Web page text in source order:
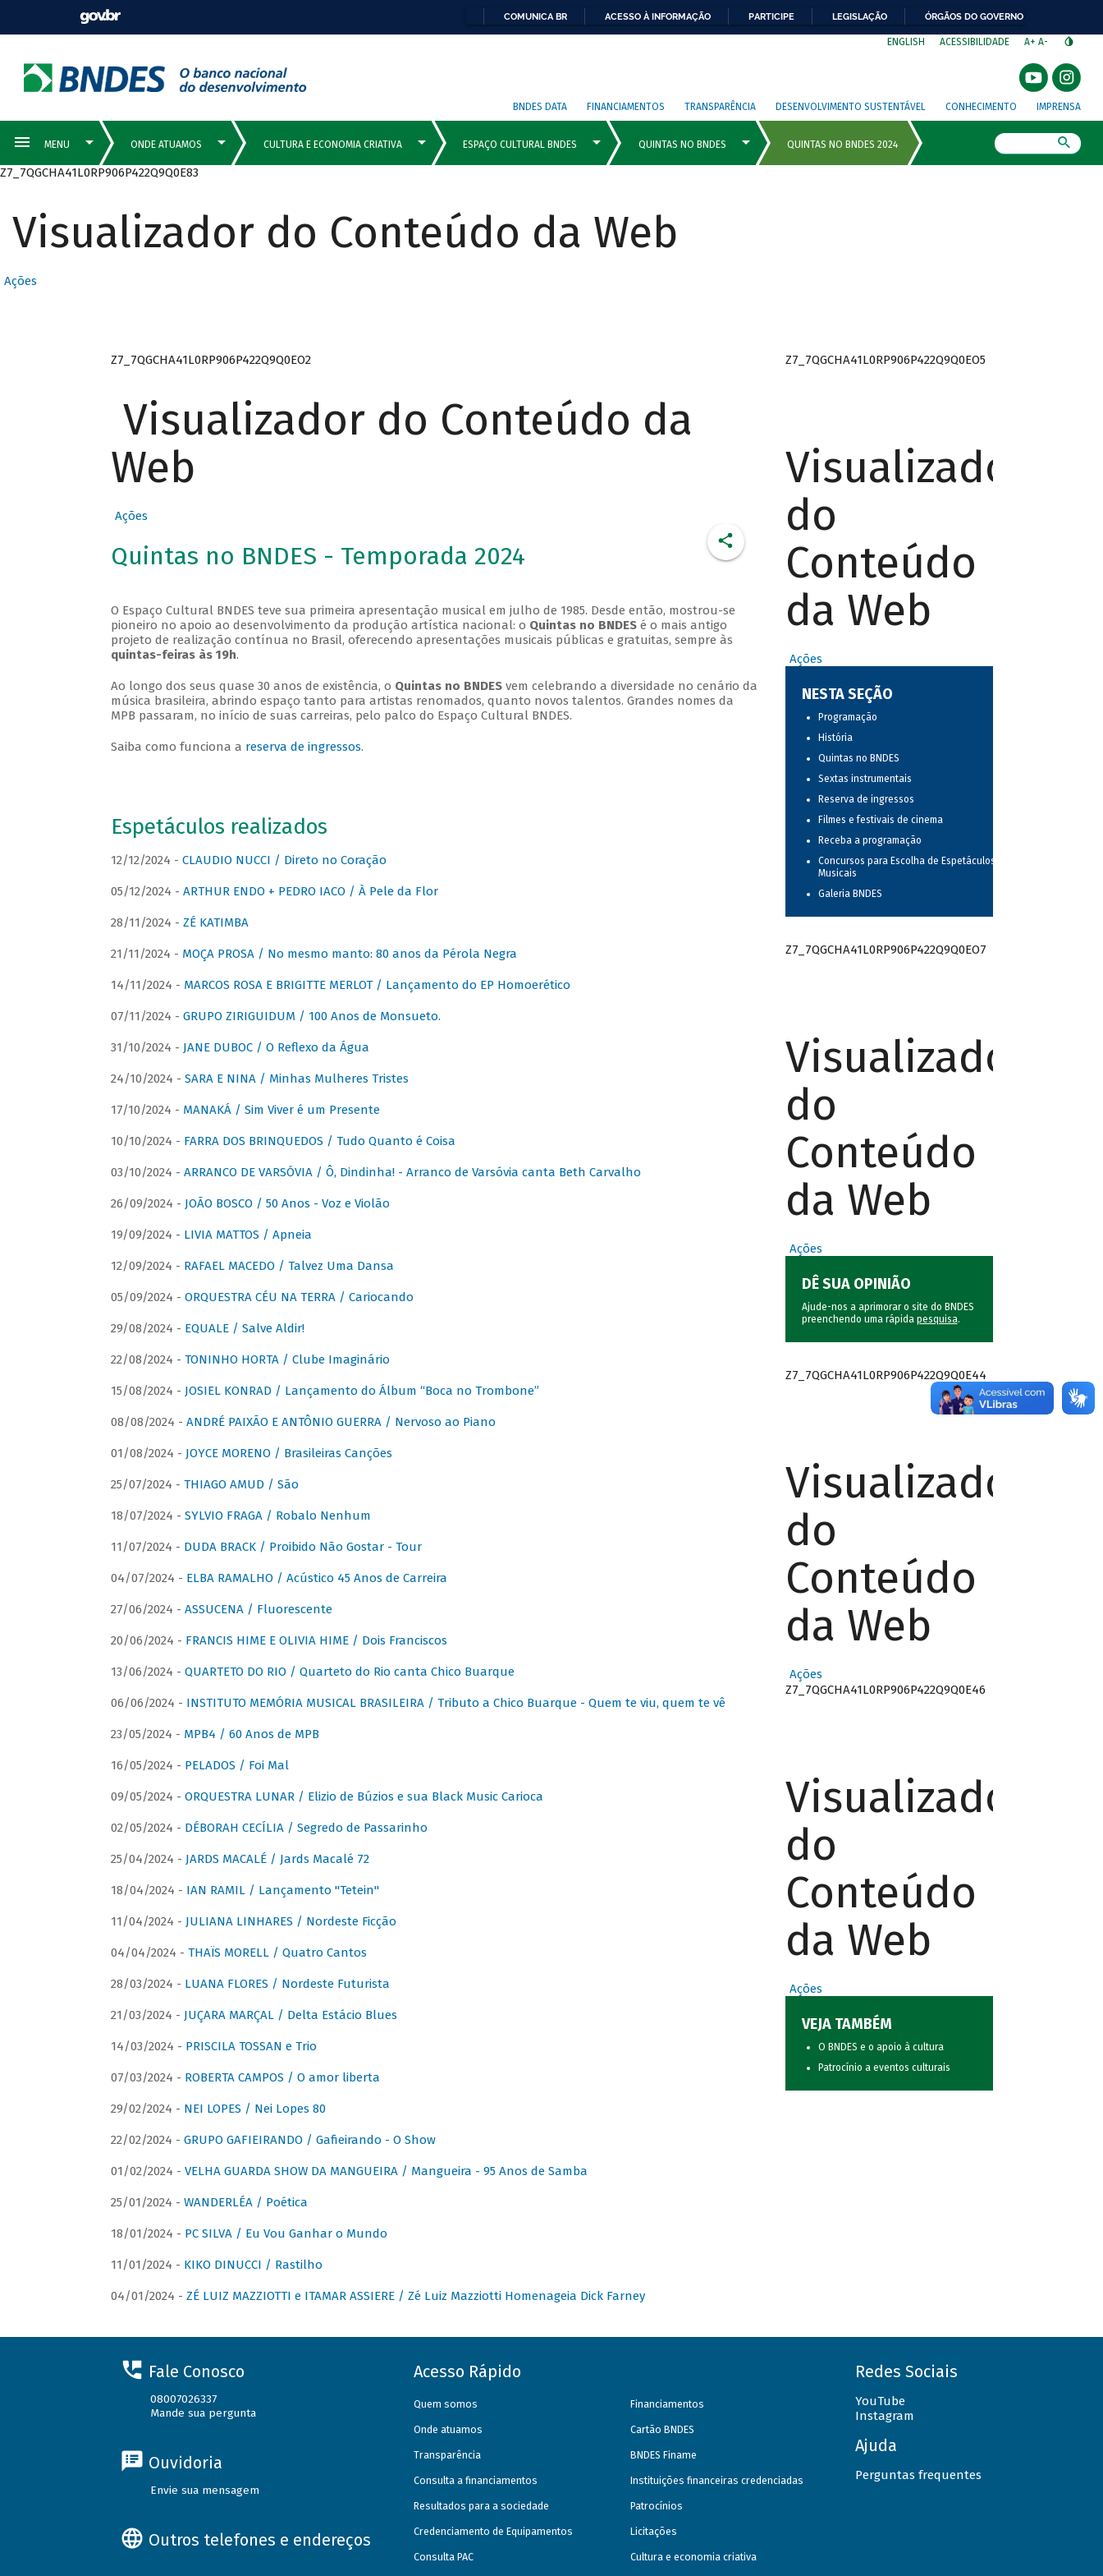
COMUNICA BR ACESSO À INFORMAÇÃO PARTICIPE LEGISLAÇÃO ÓRGÃOS DO GOVERNO
ENGLISH ACESSIBILIDADE A+ A-
BNDES DATA FINANCIAMENTOS TRANSPARÊNCIA DESENVOLVIMENTO SUSTENTÁVEL CONHECIMENTO IMPRENSA
Z7_7QGCHA41L0RP906P422Q9Q0E83
Visualizador do Conteúdo da Web
Ações
Z7_7QGCHA41L0RP906P422Q9Q0EO2
Visualizador do Conteúdo da
Web
Ações
Quintas no BNDES - Temporada 2024
O Espaço Cultural BNDES teve sua primeira apresentação musical em julho de 1985. Desde então, mostrou-se
pioneiro no apoio ao desenvolvimento da produção artística nacional: o Quintas no BNDESé o mais antigo
projeto de realização contínua no Brasil, oferecendo apresentações musicais públicas e gratuitas, sempre às
quintas-feiras às 19h.
Ao longo dos seus quase 30 anos de existência, o Quintas no BNDESvem celebrando a diversidade no cenário da
música brasileira, abrindo espaço tanto para artistas renomados, quanto novos talentos. Grandes nomes da
MPB passaram, no início de suas carreiras, pelo palco do Espaço Cultural BNDES.
Saiba como funciona a reserva de ingressos.
Espetáculos realizados
12/12/2024 - CLAUDIO NUCCI / Direto no Coração
05/12/2024 - ARTHUR ENDO + PEDRO IACO / À Pele da Flor
28/11/2024 - ZÉ KATIMBA
21/11/2024 - MOÇA PROSA / No mesmo manto: 80 anos da Pérola Negra
14/11/2024 - MARCOS ROSA E BRIGITTE MERLOT / Lançamento do EP Homoerético
07/11/2024 - GRUPO ZIRIGUIDUM / 100 Anos de Monsueto.
31/10/2024 - JANE DUBOC / O Reflexo da Água
24/10/2024 - SARA E NINA / Minhas Mulheres Tristes
17/10/2024 - MANAKÁ / Sim Viver é um Presente
10/10/2024 - FARRA DOS BRINQUEDOS / Tudo Quanto é Coisa
03/10/2024 - ARRANCO DE VARSÓVIA / Ô, Dindinha! - Arranco de Varsóvia canta Beth Carvalho
26/09/2024 - JOÃO BOSCO / 50 Anos - Voz e Violão
19/09/2024 - LIVIA MATTOS / Apneia
12/09/2024 - RAFAEL MACEDO / Talvez Uma Dansa
05/09/2024 - ORQUESTRA CÉU NA TERRA / Cariocando
29/08/2024 - EQUALE / Salve Aldir!
22/08/2024 - TONINHO HORTA / Clube Imaginário
15/08/2024 - JOSIEL KONRAD / Lançamento do Álbum “Boca no Trombone”
08/08/2024 - ANDRÉ PAIXÃO E ANTÔNIO GUERRA / Nervoso ao Piano
01/08/2024 - JOYCE MORENO / Brasileiras Canções
25/07/2024 - THIAGO AMUD / São
18/07/2024 - SYLVIO FRAGA / Robalo Nenhum
11/07/2024 - DUDA BRACK / Proibido Não Gostar - Tour
04/07/2024 - ELBA RAMALHO / Acústico 45 Anos de Carreira
27/06/2024 - ASSUCENA / Fluorescente
20/06/2024 - FRANCIS HIME E OLIVIA HIME / Dois Franciscos
13/06/2024 - QUARTETO DO RIO / Quarteto do Rio canta Chico Buarque
06/06/2024 - INSTITUTO MEMÓRIA MUSICAL BRASILEIRA / Tributo a Chico Buarque - Quem te viu, quem te vê
23/05/2024 - MPB4 / 60 Anos de MPB
16/05/2024 - PELADOS / Foi Mal
09/05/2024 - ORQUESTRA LUNAR / Elizio de Búzios e sua Black Music Carioca
02/05/2024 - DÉBORAH CECÍLIA / Segredo de Passarinho
25/04/2024 - JARDS MACALÉ / Jards Macalé 72
18/04/2024 - IAN RAMIL / Lançamento "Tetein"
11/04/2024 - JULIANA LINHARES / Nordeste Ficção
04/04/2024 - THAÏS MORELL / Quatro Cantos
28/03/2024 - LUANA FLORES / Nordeste Futurista
21/03/2024 - JUÇARA MARÇAL / Delta Estácio Blues
14/03/2024 - PRISCILA TOSSAN e Trio
07/03/2024 - ROBERTA CAMPOS / O amor liberta
29/02/2024 - NEI LOPES / Nei Lopes 80
22/02/2024 - GRUPO GAFIEIRANDO / Gafieirando - O Show
01/02/2024 - VELHA GUARDA SHOW DA MANGUEIRA / Mangueira - 95 Anos de Samba
25/01/2024 - WANDERLÉA / Poética
18/01/2024 - PC SILVA / Eu Vou Ganhar o Mundo
11/01/2024 - KIKO DINUCCI / Rastilho
04/01/2024 - ZÉ LUIZ MAZZIOTTI e ITAMAR ASSIERE / Zé Luiz Mazziotti Homenageia Dick Farney
Z7_7QGCHA41L0RP906P422Q9Q0EO5
Visualizador
do
Conteúdo
da Web
Ações
NESTA SEÇÃO
Programação
História
Quintas no BNDES
Sextas instrumentais
Reserva de ingressos
Filmes e festivais de cinema
Receba a programação
Concursos para Escolha de Espetáculos
Musicais
Galeria BNDES
Z7_7QGCHA41L0RP906P422Q9Q0EO7
Visualizador
do
Conteúdo
da Web
Ações
DÊ SUA OPINIÃO
Ajude-nos a aprimorar o site do BNDES
preenchendo uma rápida pesquisa.
Z7_7QGCHA41L0RP906P422Q9Q0E44
Visualizador
do
Conteúdo
da Web
Ações
Z7_7QGCHA41L0RP906P422Q9Q0E46
Visualizador
do
Conteúdo
da Web
Ações
VEJA TAMBÉM
O BNDES e o apoio à cultura
Patrocínio a eventos culturais
Fale Conosco
08007026337
Mande sua pergunta
Ouvidoria
Envie sua mensagem
Outros telefones e endereços
Acesso Rápido
Quem somos
Onde atuamos
Transparência
Consulta a financiamentos
Resultados para a sociedade
Credenciamento de Equipamentos
Consulta PAC
Financiamentos
Cartão BNDES
BNDES Finame
Instituições financeiras credenciadas
Patrocínios
Licitações
Cultura e economia criativa
Redes Sociais
YouTube
Instagram
Ajuda
Perguntas frequentes